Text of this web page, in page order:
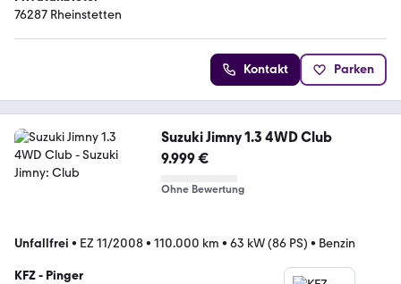
76287 Rheinstetten
Kontakt Parken
Suzuki Jimny 1.3 4WD Club
9.999 €
Ohne Bewertung
Unfallfrei • EZ 11/2008• 110.000 km • 63 kW (86 PS) • Benzin
KFZ - Pinger